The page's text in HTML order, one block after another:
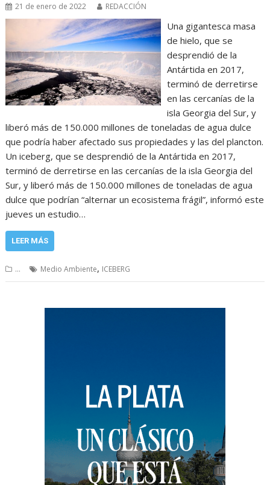
21 de enero de 2022 REDACCIÓN
Una gigantesca masa
de hielo, que se
desprendió de la
Antártida en 2017,
terminó de derretirse
en las cercanías de la
isla Georgia del Sur, y
liberó más de 150.000 millones de toneladas de agua dulce
que podría haber afectado sus propiedades y las del plancton.
Un iceberg, que se desprendió de la Antártida en 2017,
terminó de derretirse en las cercanías de la isla Georgia del
Sur, y liberó más de 150.000 millones de toneladas de agua
dulce que podrían “alternar un ecosistema frágil”, informó este
jueves un estudio…
LEER MÁS
... Medio Ambiente, ICEBERG